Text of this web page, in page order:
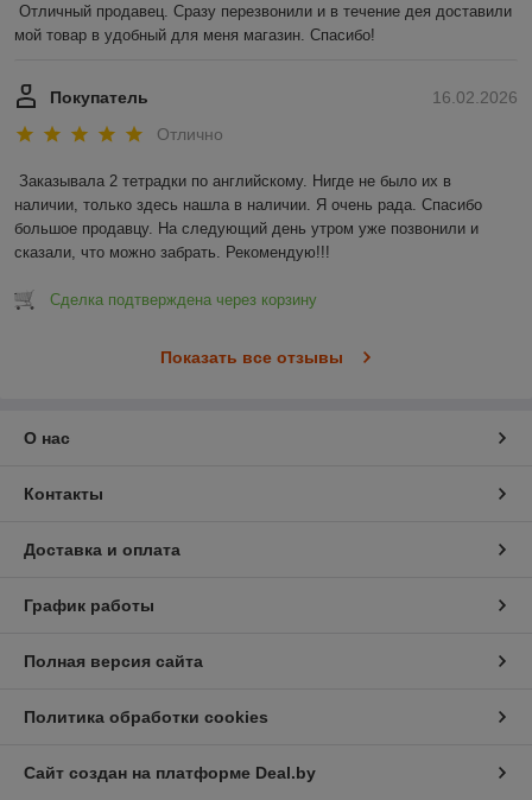
Отличный продавец. Сразу перезвонили и в течение дея доставили
мой товар в удобный для меня магазин. Спасибо!
16.02.2026
Покупатель
Отлично
Заказывала 2 тетрадки по английскому. Нигде не было их в
наличии, только здесь нашла в наличии. Я очень рада. Спасибо
большое продавцу. На следующий день утром уже позвонили и
сказали, что можно забрать. Рекомендую!!!
Сделка подтверждена через корзину
Показать все отзывы
О нас
Контакты
Доставка и оплата
График работы
Полная версия сайта
Политика обработки cookies
Сайт создан на платформе Deal.by